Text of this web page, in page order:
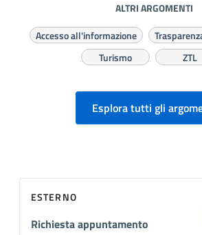
ALTRI ARGOMENTI
Accesso all'informazione
Turismo
ZTL
Esplora tutti gli
ESTERNO
Richiesta appuntamento